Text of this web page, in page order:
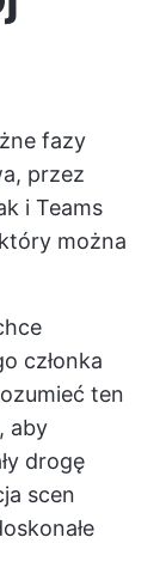
fazy
przez
i Teams
można
członka
ten
aby
drogę
scen